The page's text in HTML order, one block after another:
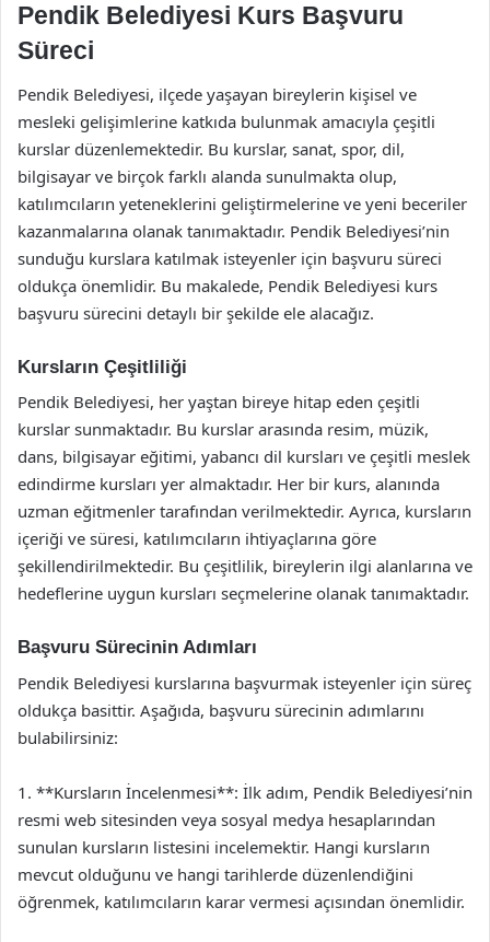
Pendik Belediyesi Kurs Başvuru
Süreci
Pendik Belediyesi, ilçede yaşayan bireylerin kişisel ve
mesleki gelişimlerine katkıda bulunmak amacıyla çeşitli
kurslar düzenlemektedir. Bu kurslar, sanat, spor, dil,
bilgisayar ve birçok farklı alanda sunulmakta olup,
katılımcıların yeteneklerini geliştirmelerine ve yeni beceriler
kazanmalarına olanak tanımaktadır. Pendik Belediyesi’nin
sunduğu kurslara katılmak isteyenler için başvuru süreci
oldukça önemlidir. Bu makalede, Pendik Belediyesi kurs
başvuru sürecini detaylı bir şekilde ele alacağız.
Kursların Çeşitliliği
Pendik Belediyesi, her yaştan bireye hitap eden çeşitli
kurslar sunmaktadır. Bu kurslar arasında resim, müzik,
dans, bilgisayar eğitimi, yabancı dil kursları ve çeşitli meslek
edindirme kursları yer almaktadır. Her bir kurs, alanında
uzman eğitmenler tarafından verilmektedir. Ayrıca, kursların
içeriği ve süresi, katılımcıların ihtiyaçlarına göre
şekillendirilmektedir. Bu çeşitlilik, bireylerin ilgi alanlarına ve
hedeflerine uygun kursları seçmelerine olanak tanımaktadır.
Başvuru Sürecinin Adımları
Pendik Belediyesi kurslarına başvurmak isteyenler için süreç
oldukça basittir. Aşağıda, başvuru sürecinin adımlarını
bulabilirsiniz:
1. **Kursların İncelenmesi**: İlk adım, Pendik Belediyesi’nin
resmi web sitesinden veya sosyal medya hesaplarından
sunulan kursların listesini incelemektir. Hangi kursların
mevcut olduğunu ve hangi tarihlerde düzenlendiğini
öğrenmek, katılımcıların karar vermesi açısından önemlidir.